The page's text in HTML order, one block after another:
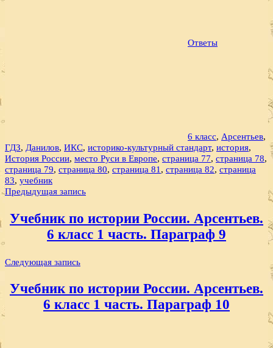
Ответы
6 класс, Арсентьев,
ГДЗ, Данилов, ИКС, историко-культурный стандарт, история,
История России, место Руси в Европе, страница 77, страница 78,
страница 79, страница 80, страница 81 , страница 82, страница
83, учебник
Навигация
записям
Предыдущая запись
Учебник по истории России. Арсентьев.
6 класс 1 часть. Параграф 9
Следующая запись
Учебник по истории России. Арсентьев.
6 класс 1 часть. Параграф 10